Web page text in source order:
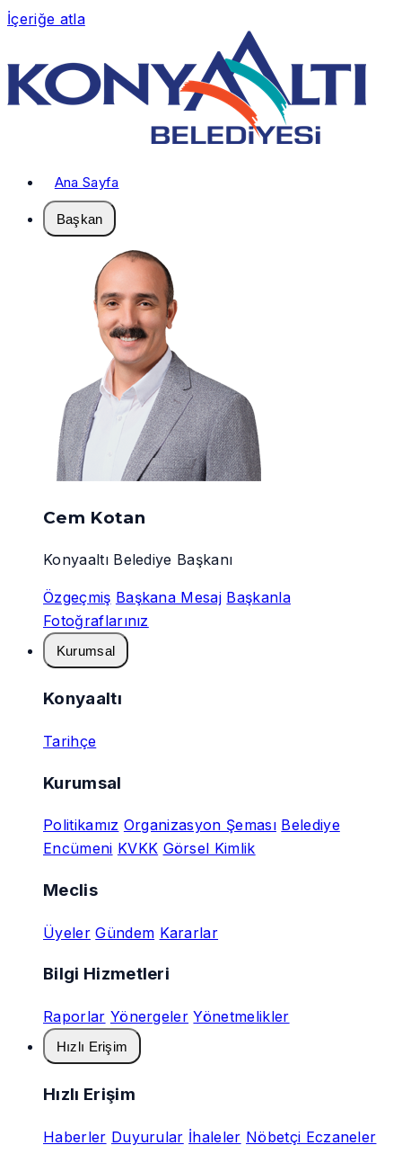
İçeriğe atla
Ana Sayfa
Başkan
Cem Kotan
Konyaaltı Belediye Başkanı
Özgeçmiş Başkana Mesaj Başkanla
Fotoğraflarınız
Kurumsal
Konyaaltı
Tarihçe
Kurumsal
Politikamız Organizasyon Şeması Belediye
Encümeni KVKK Görsel Kimlik
Meclis
Üyeler Gündem Kararlar
Bilgi Hizmetleri
Raporlar Yönergeler Yönetmelikler
Hızlı Erişim
Hızlı Erişim
Haberler Duyurular İhaleler Nöbetçi Eczaneler